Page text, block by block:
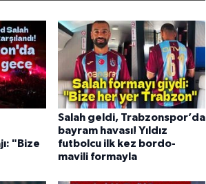
"Bize
Salah geldi, Trabzonspor’da
bayram havası! Yıldız
futbolcu ilk kez bordo-
mavili formayla